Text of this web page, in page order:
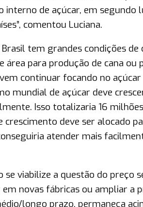
de açúcar, em segundo
comentou Luciana.
tem grandes condições de
área para produção de cana ou
continuar focando no açúcar
mundial de açúcar deve
Isso totalizaria 16
deve ser alocado
atender mais
se viabilize a questão do preço
novas fábricas ou ampliar a
longo prazo, permaneça